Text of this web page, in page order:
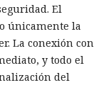
El
únicamente la
La conexión con
y todo el
del